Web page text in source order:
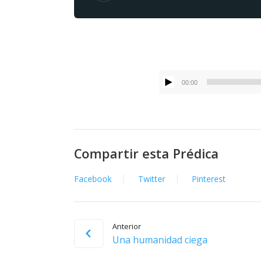
00:00
Compartir esta Prédica
Facebook Twitter Pinterest
Anterior
Una humanidad ciega